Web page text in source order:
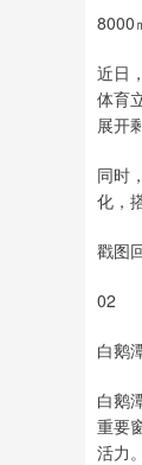
8000
近日
体育
展开
同时
化，
戳图
02
白鹅
白鹅
重要
活力。